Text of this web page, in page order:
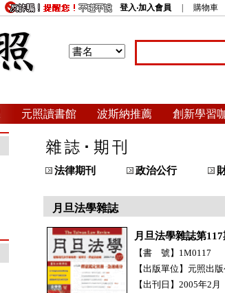
登入‧加入會員 購物車
元照讀書館 波斯納推薦 創新學習
法律期刊 政治公行
月旦法學雜誌
月旦法學雜誌第117
【書 號】1M0117
【出版單位】元照出版
【出刊日】2005年2月